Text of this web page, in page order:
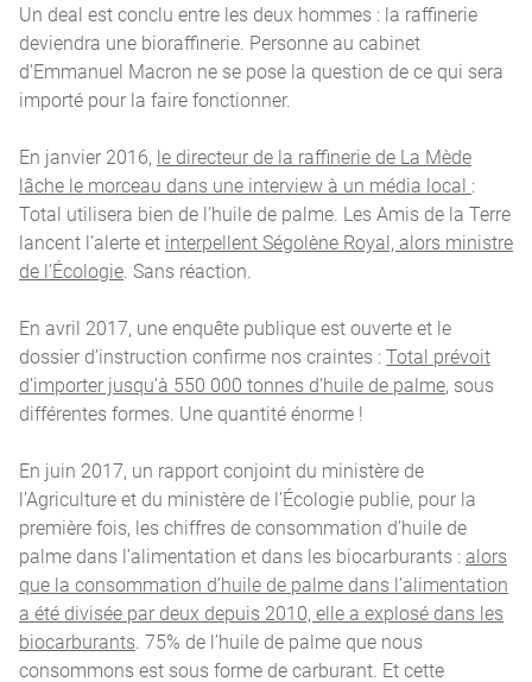
Un deal est conclu entre les deux hommes : la raffinerie
deviendra une bioraffinerie. Personne au cabinet
d’Emmanuel Macron ne se pose la question de ce qui sera
importé pour la faire fonctionner.
En janvier 2016, le directeur de la raffinerie de La Mède
lâche le morceau dans une interview à un média local :
Total utilisera bien de l’huile de palme. Les Amis de la Terre
lancent l’alerte et interpellent Ségolène Royal, alors ministre
de l’Écologie . Sans réaction.
En avril 2017, une enquête publique est ouverte et le
dossier d’instruction confirme nos craintes :Total prévoit
d’importer jusqu’à 550 000 tonnes d’huile de palme, sous
différentes formes. Une quantité énorme !
En juin 2017, un rapport conjoint du ministère de
l’Agriculture et du ministère de l’Écologie publie, pour la
première fois, les chiffres de consommation d’huile de
palme dans l’alimentation et dans les biocarburants :alors
que la consommation d’huile de palme dans l’alimentation
a été divisée par deux depuis 2010, elle a explosé dans les
biocarburants . 75% de l’huile de palme que nous
consommons est sous forme de carburant. Et cette